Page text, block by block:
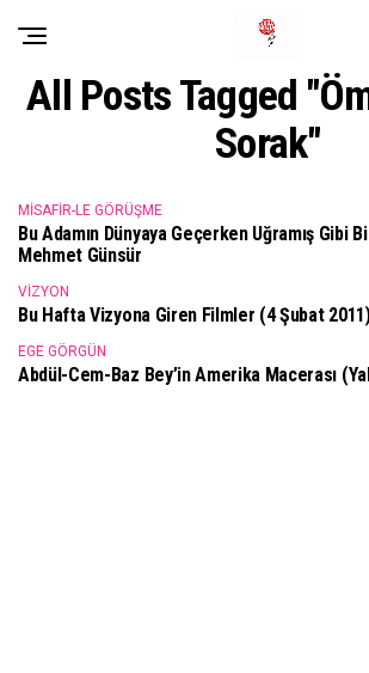
All Posts Tagged
Sorak"
MISAFIR-LE GÖRÜŞME
Bu Adamın Dünyaya Geçerken Uğramış Gibi
Mehmet Günsür
VIZYON
Bu Hafta Vizyona Giren Filmler (4 Şubat
EGE GÖRGÜN
Abdül-Cem-Baz Bey’in Amerika Macerası